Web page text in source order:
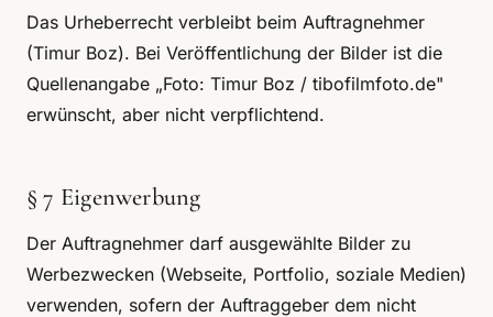
Das Urheberrecht verbleibt beim Auftragnehmer
(Timur Boz). Bei Veröffentlichung der Bilder ist die
Quellenangabe „Foto: Timur Boz / tibofilmfoto.de"
erwünscht, aber nicht verpflichtend.
§ 7 Eigenwerbung
Der Auftragnehmer darf ausgewählte Bilder zu
Werbezwecken (Webseite, Portfolio, soziale Medien)
verwenden, sofern der Auftraggeber dem nicht